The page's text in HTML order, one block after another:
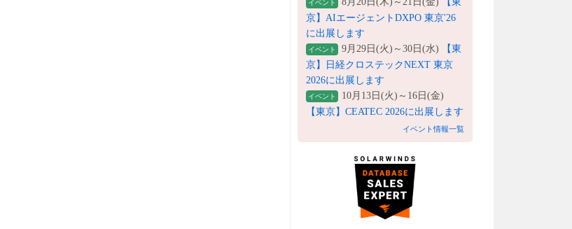
イベント
京】AIエージェントDXPO 東京'26
に出展します
イベント 9月29日(火)～30日(水)
【東
京】日経クロステックNEXT 東京
2026に出展します
イベント
10月13日(火)～16日(金)
【東京】CEATEC 2026に出展します
イベント情報一覧